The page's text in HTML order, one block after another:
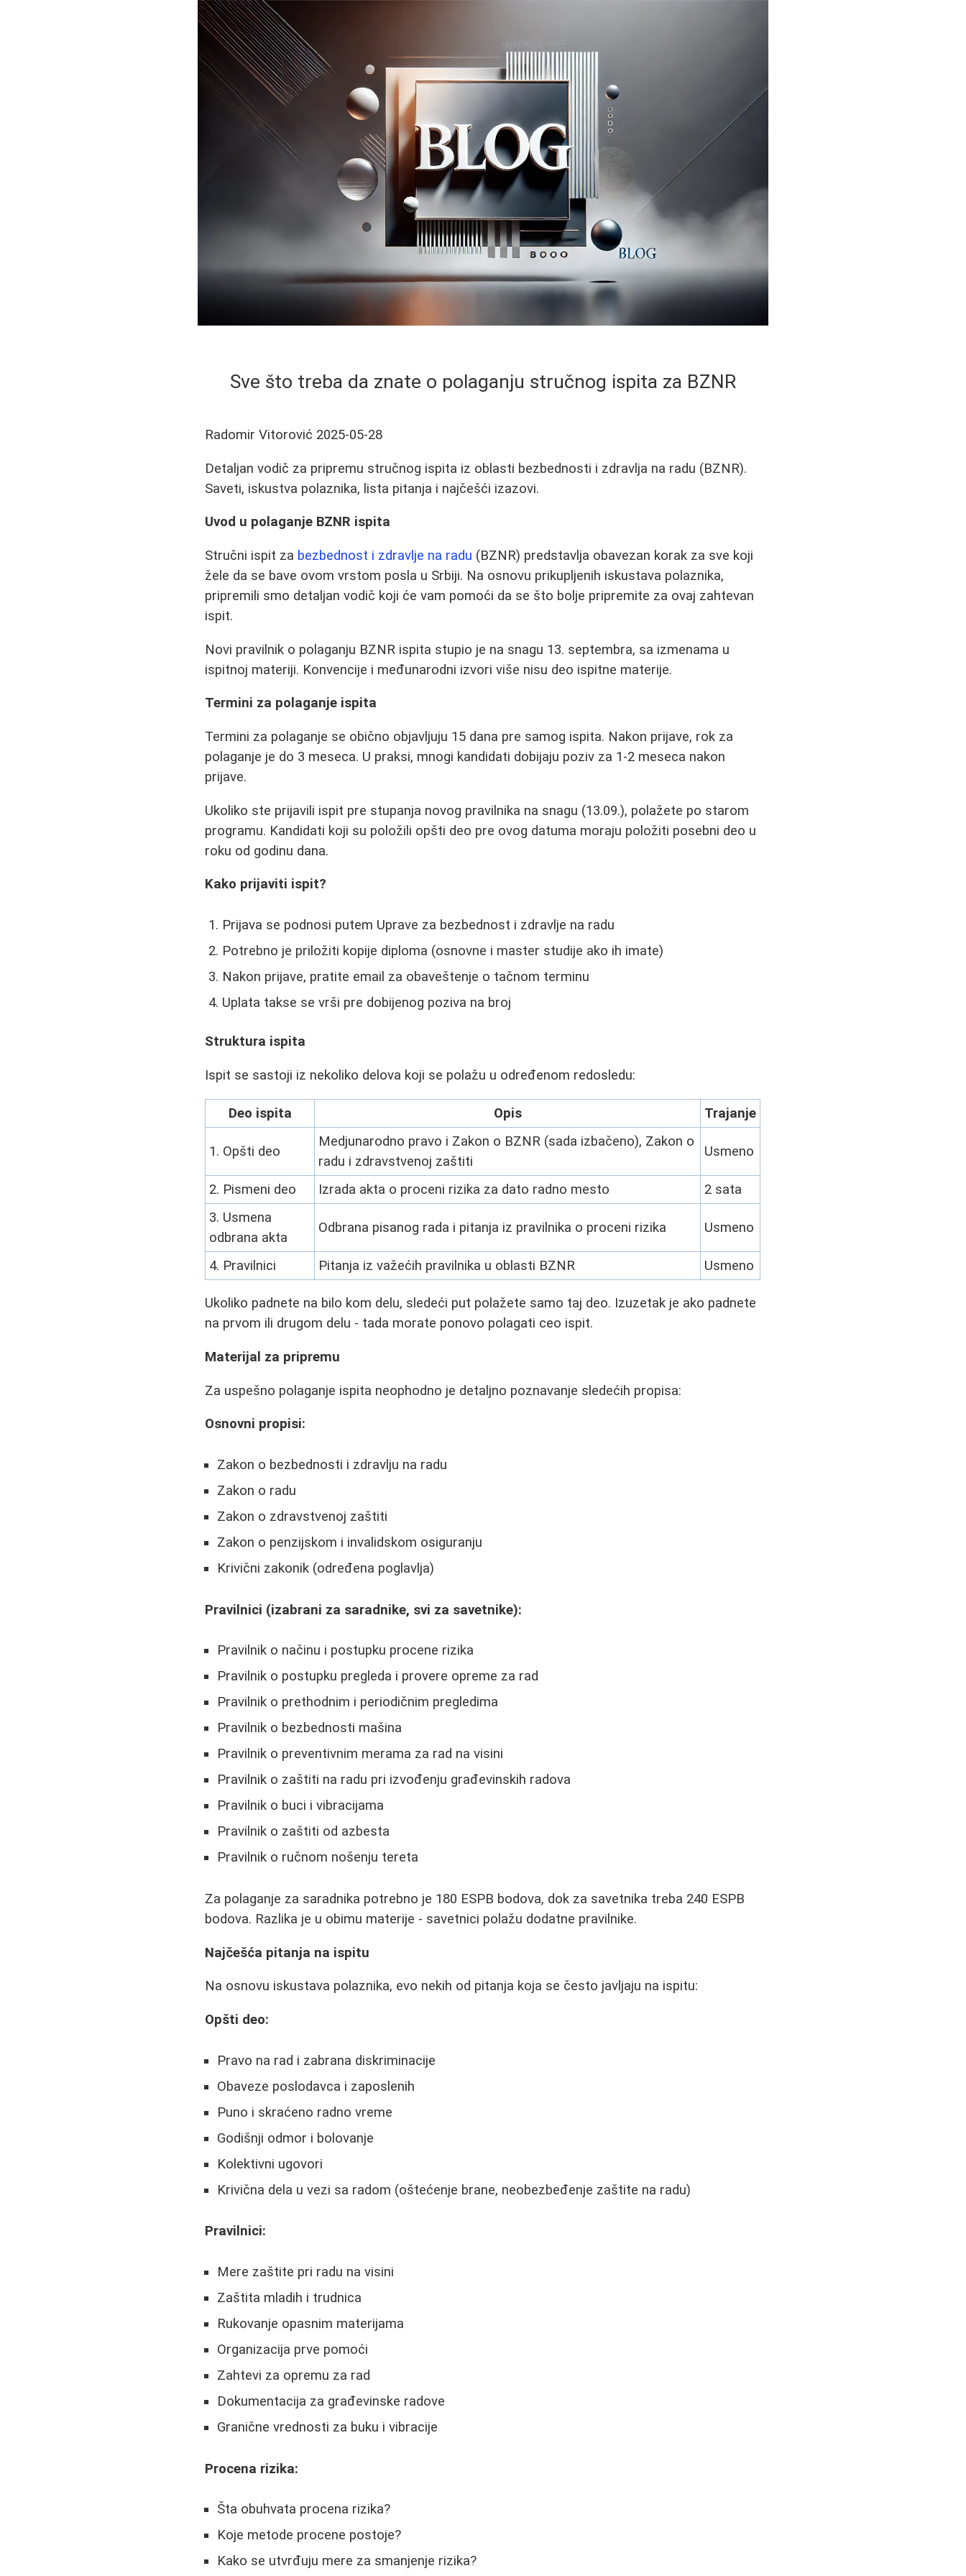
Sve što treba da znate o polaganju stručnog ispita za BZNR
Radomir Vitorović 2025-05-28
Detaljan vodič za pripremu stručnog ispita iz oblasti bezbednosti i zdravlja na radu (BZNR).
Saveti, iskustva polaznika, lista pitanja i najčešći izazovi.
Uvod u polaganje BZNR ispita
Stručni ispit za bezbednost i zdravlje na radu (BZNR) predstavlja obavezan korak za sve koji
žele da se bave ovom vrstom posla u Srbiji. Na osnovu prikupljenih iskustava polaznika,
pripremili smo detaljan vodič koji će vam pomoći da se što bolje pripremite za ovaj zahtevan
ispit.
Novi pravilnik o polaganju BZNR ispita stupio je na snagu 13. septembra, sa izmenama u
ispitnoj materiji. Konvencije i međunarodni izvori više nisu deo ispitne materije.
Termini za polaganje ispita
Termini za polaganje se obično objavljuju 15 dana pre samog ispita. Nakon prijave, rok za
polaganje je do 3 meseca. U praksi, mnogi kandidati dobijaju poziv za 1-2 meseca nakon
prijave.
Ukoliko ste prijavili ispit pre stupanja novog pravilnika na snagu (13.09.), polažete po starom
programu. Kandidati koji su položili opšti deo pre ovog datuma moraju položiti posebni deo u
roku od godinu dana.
Kako prijaviti ispit?
Prijava se podnosi putem Uprave za bezbednost i zdravlje na radu
Potrebno je priložiti kopije diploma (osnovne i master studije ako ih imate)
Nakon prijave, pratite email za obaveštenje o tačnom terminu
Uplata takse se vrši pre dobijenog poziva na broj
Struktura ispita
Ispit se sastoji iz nekoliko delova koji se polažu u određenom redosledu:
Deo ispita Opis Trajanje
1. Opšti deo
Medjunarodno pravo i Zakon o BZNR (sada izbačeno), Zakon o
radu i zdravstvenoj zaštiti
Usmeno
2. Pismeni deo Izrada akta o proceni rizika za dato radno mesto
2 sata
3. Usmena
odbrana akta
Odbrana pisanog rada i pitanja iz pravilnika o proceni rizika Usmeno
4. Pravilnici Pitanja iz važećih pravilnika u oblasti BZNR Usmeno
Ukoliko padnete na bilo kom delu, sledeći put polažete samo taj deo. Izuzetak je ako padnete
na prvom ili drugom delu - tada morate ponovo polagati ceo ispit.
Materijal za pripremu
Za uspešno polaganje ispita neophodno je detaljno poznavanje sledećih propisa:
Osnovni propisi:
Zakon o bezbednosti i zdravlju na radu
Zakon o radu
Zakon o zdravstvenoj zaštiti
Zakon o penzijskom i invalidskom osiguranju
Krivični zakonik (određena poglavlja)
Pravilnici (izabrani za saradnike, svi za savetnike):
Pravilnik o načinu i postupku procene rizika
Pravilnik o postupku pregleda i provere opreme za rad
Pravilnik o prethodnim i periodičnim pregledima
Pravilnik o bezbednosti mašina
Pravilnik o preventivnim merama za rad na visini
Pravilnik o zaštiti na radu pri izvođenju građevinskih radova
Pravilnik o buci i vibracijama
Pravilnik o zaštiti od azbesta
Pravilnik o ručnom nošenju tereta
Za polaganje za saradnika potrebno je 180 ESPB bodova, dok za savetnika treba 240 ESPB
bodova. Razlika je u obimu materije - savetnici polažu dodatne pravilnike.
Najčešća pitanja na ispitu
Na osnovu iskustava polaznika, evo nekih od pitanja koja se često javljaju na ispitu:
Opšti deo:
Pravo na rad i zabrana diskriminacije
Obaveze poslodavca i zaposlenih
Puno i skraćeno radno vreme
Godišnji odmor i bolovanje
Kolektivni ugovori
Krivična dela u vezi sa radom (oštećenje brane, neobezbeđenje zaštite na radu)
Pravilnici:
Mere zaštite pri radu na visini
Zaštita mladih i trudnica
Rukovanje opasnim materijama
Organizacija prve pomoći
Zahtevi za opremu za rad
Dokumentacija za građevinske radove
Granične vrednosti za buku i vibracije
Procena rizika:
Šta obuhvata procena rizika?
Koje metode procene postoje?
Kako se utvrđuju mere za smanjenje rizika?